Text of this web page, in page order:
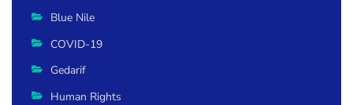
Blue Nile
COVID-19
Gedarif
Human Rights